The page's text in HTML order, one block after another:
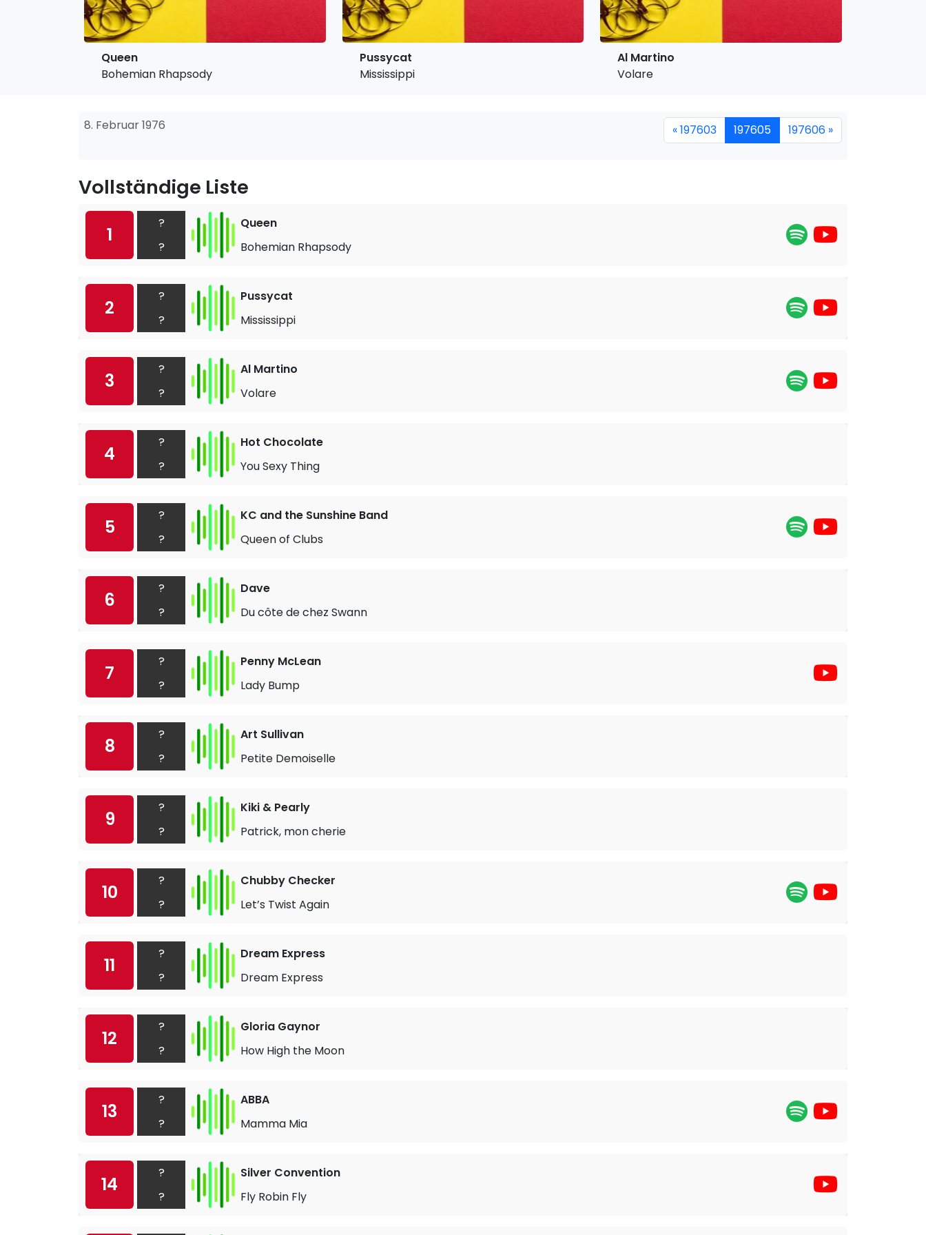
Queen
Bohemian Rhapsody
Pussycat
Mississippi
Al Martino
Volare
8. Februar 1976 « 197603 197605 197606 »
Vollständige Liste
1
?
?
Queen
Bohemian Rhapsody
2
?
?
Pussycat
Mississippi
3
?
?
Al Martino
Volare
4
?
?
Hot Chocolate
You Sexy Thing
5
?
?
KC and the Sunshine Band
Queen of Clubs
6
?
?
Dave
Du côte de chez Swann
7
?
?
Penny McLean
Lady Bump
8
?
?
Art Sullivan
Petite Demoiselle
9
?
?
Kiki & Pearly
Patrick, mon cherie
10
?
?
Chubby Checker
Let’s Twist Again
11
?
?
Dream Express
Dream Express
12
?
?
Gloria Gaynor
How High the Moon
13
?
?
ABBA
Mamma Mia
14
?
?
Silver Convention
Fly Robin Fly